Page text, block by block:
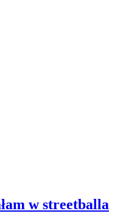
w streetballa